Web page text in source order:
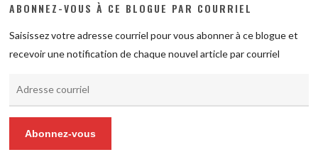
ABONNEZ-VOUS À CE BLOGUE PAR COURRIEL
Saisissez votre adresse courriel pour vous abonner à ce blogue et
recevoir une notification de chaque nouvel article par courriel
Abonnez-vous